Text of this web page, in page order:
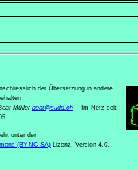
der Übersetzung in andere
Müllerbeat@sudd.ch -- Im Netz seit
unter der
(BY-NC-SA) Lizenz, Version 4.0.